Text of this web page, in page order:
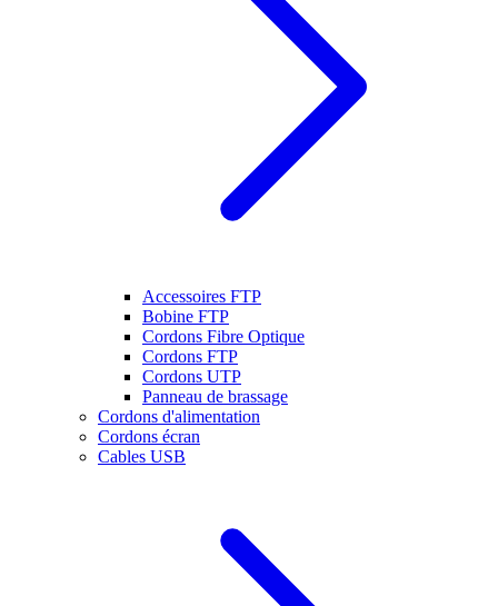
Accessoires FTP
Bobine FTP
Cordons Fibre Optique
Cordons FTP
Cordons UTP
Panneau de brassage
Cordons d'alimentation
Cordons écran
Cables USB